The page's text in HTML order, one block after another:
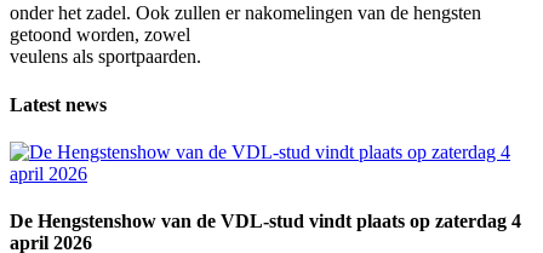
onder het zadel. Ook zullen er nakomelingen van de hengsten
getoond worden, zowel
veulens als sportpaarden.
Latest news
De Hengstenshow van de VDL-stud vindt plaats op zaterdag 4
april 2026